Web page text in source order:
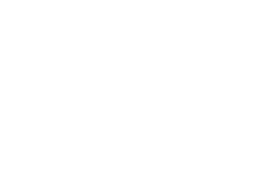
ПЕТРОЛЕСПОРТ
ОАО